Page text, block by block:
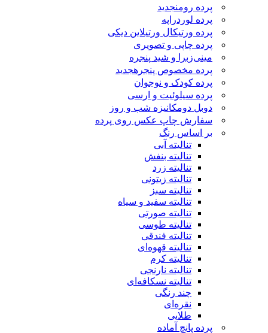
پرده رومنجدید
پرده لوردراپه
پرده ورتیکال ورتیلاین دیکی
پرده چاپی و تصویری
مینی‌زبرا و شید پنجره
پرده مخصوص پنجره جدید
پرده کودک و نوجوان
پرده سیلوئیت و ارسی
دوبل دومکانیزه شب و روز
سفارش چاپ عکس روی پرده
بر اساس رنگ
تنالیته آبی
تنالیته بنفش
تنالیته زرد
تنالیته زیتونی
تنالیته سبز
تنالیته سفید و سیاه
تنالیته صورتی
تنالیته طوسی
تنالیته فندقی
تنالیته قهوه‌ای
تنالیته کرم
تنالیته نارنجی
تنالیته نسکافه‌ای
چند رنگی
نقره‌ای
طلایی
پرده پانچ آماده